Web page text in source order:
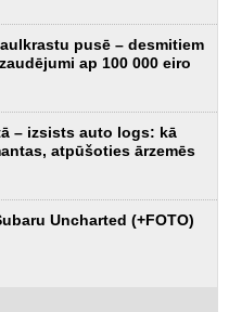
pusē – desmitiem
ap 100 000 eiro
– izsists auto logs: kā
atpūšoties ārzemēs
Uncharted (+FOTO)